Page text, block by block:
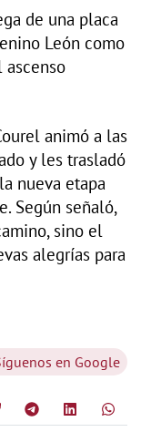
de una placa
León como
animó a las
y les trasladó
nueva etapa
Según señaló,
sino el
alegrías para
en Google